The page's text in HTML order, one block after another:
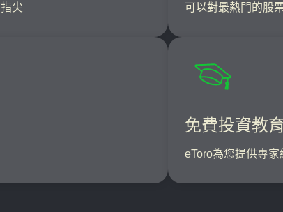
尖 可以對最熱門的股
免費投資教
eToro為您提供專